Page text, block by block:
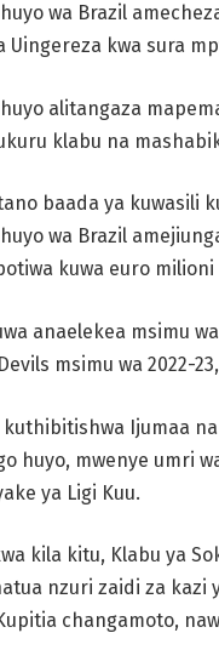
wa Brazil
Uingereza kwa sura
alitangaza
klabu na
baada ya kuwasili
wa Brazil
kuwa euro milioni
anaelekea msimu
msimu wa 2022-
kuthibitishwa Ijumaa
huyo, mwenye umri
ya Ligi Kuu.
kila kitu, Klabu ya
nzuri zaidi za kazi
changamoto,